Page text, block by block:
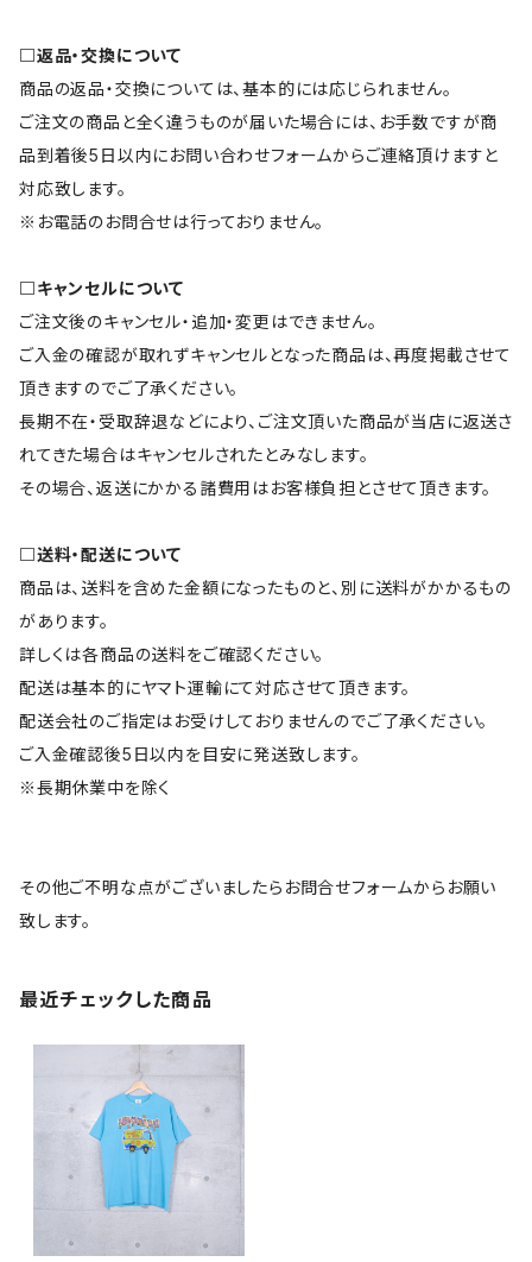
□返品・交換について
商品の返品・交換については、基本的には応じられません。
ご注文の商品と全く違うものが届いた場合には、お手数ですが商
品到着後5日以内にお問い合わせフォームからご連絡頂けますと
対応致します。
※お電話のお問合せは行っておりません。
□キャンセルについて
ご注文後のキャンセル・追加・変更はできません。
ご入金の確認が取れずキャンセルとなった商品は、再度掲載させて
頂きますのでご了承ください。
長期不在・受取辞退などにより、ご注文頂いた商品が当店に返送さ
れてきた場合はキャンセルされたとみなします。
その場合、返送にかかる諸費用はお客様負担とさせて頂きます。
□送料・配送について
商品は、送料を含めた金額になったものと、別に送料がかかるもの
があります。
詳しくは各商品の送料をご確認ください。
配送は基本的にヤマト運輸にて対応させて頂きます。
配送会社のご指定はお受けしておりませんのでご了承ください。
ご入金確認後5日以内を目安に発送致します。
※長期休業中を除く
その他ご不明な点がございましたらお問合せフォームからお願い
致します。
最近チェックした商品